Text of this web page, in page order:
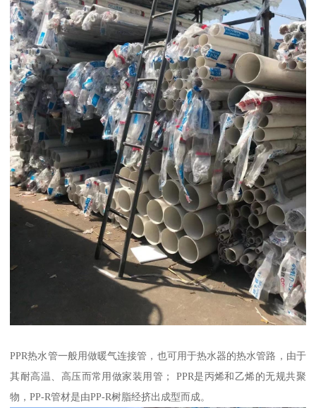
PPR热水管一般用做暖气连接管，也可用于热水器的热水管路，由于
其耐高温、高压而常用做家装用管； PPR是丙烯和乙烯的无规共聚
物，PP-R管材是由PP-R树脂经挤出成型而成。